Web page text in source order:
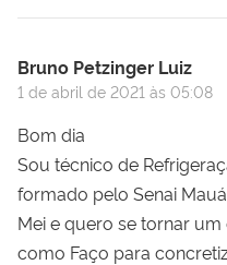
Bruno Petzinger Luiz
1 de abril de 2021 às 05:08
Bom dia
Sou técnico de
formado pelo Senai
Mei e quero se tornar
como Faço para